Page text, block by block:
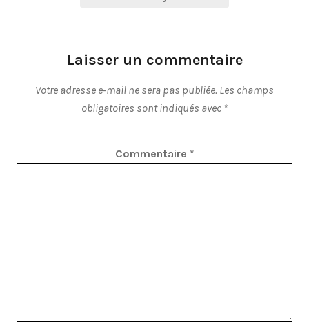
Laisser un commentaire
Votre adresse e-mail ne sera pas publiée. Les champs
obligatoires sont indiqués avec *
Commentaire *